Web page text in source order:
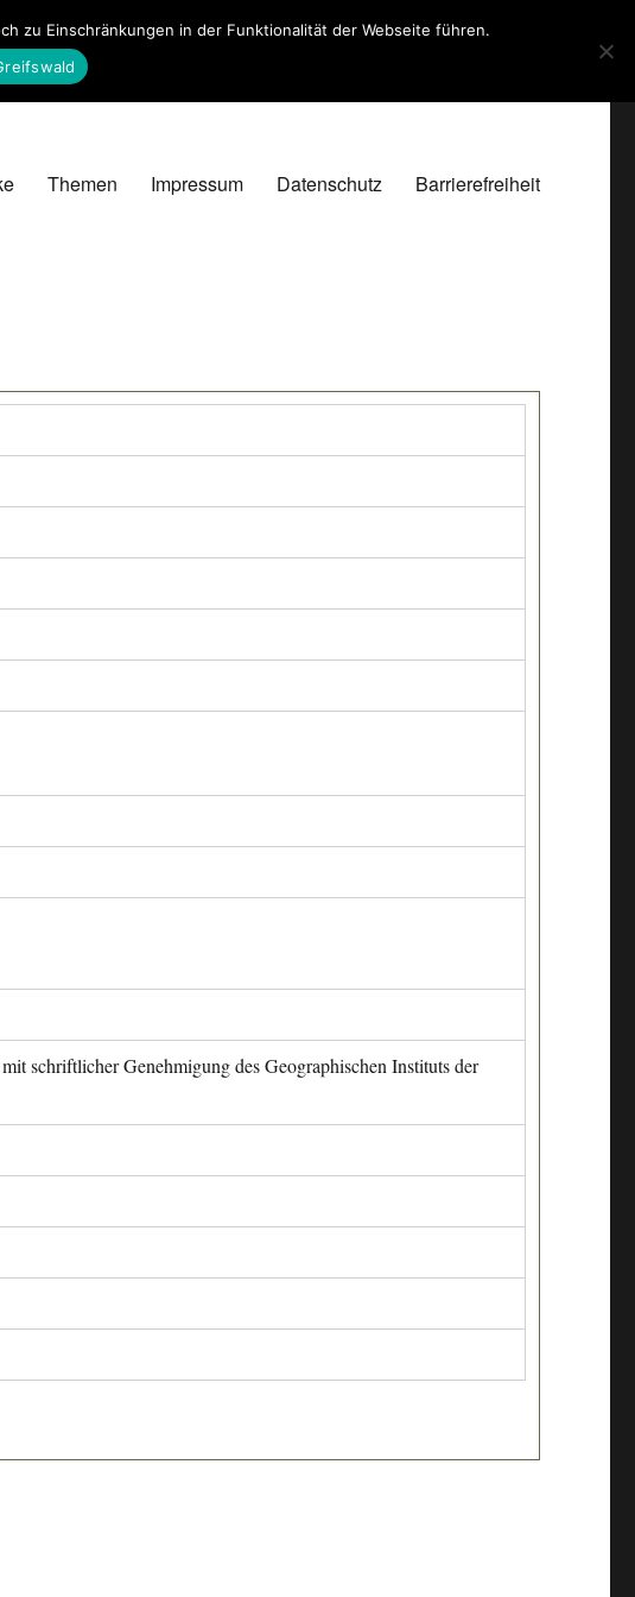
Themen Impressum Datenschutz Barrierefreiheit
schriftlicher Genehmigung des Geographischen Instituts der
zu Einschränkungen in der Funktionalität der Webseite führen.